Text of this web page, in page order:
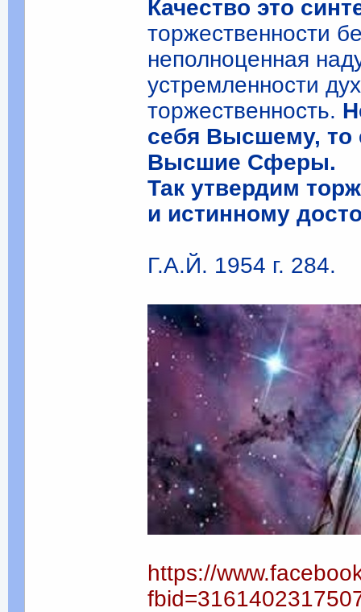
Качество это
торжественности
неполноценная
устремленности
торжественность.
себя Высшему, то
Высшие Сферы.
Так утвердим
и истинному
Г.А.Й. 1954 г. 284.
https://